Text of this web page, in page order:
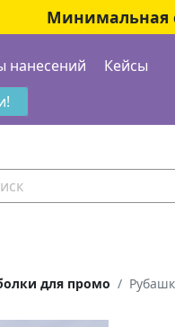
Минимальная
нанесений Кейсы
для промо